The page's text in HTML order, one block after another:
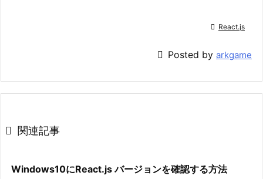
 React.js
 Posted by arkgame
 関連記事
Windows10にReact.js バージョンを確認する方法